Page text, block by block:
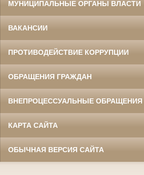
МУНИЦИПАЛЬНЫЕ ОРГАНЫ ВЛАСТИ
ВАКАНСИИ
ПРОТИВОДЕЙСТВИЕ КОРРУПЦИИ
ОБРАЩЕНИЯ ГРАЖДАН
ВНЕПРОЦЕССУАЛЬНЫЕ ОБРАЩЕНИЯ
КАРТА САЙТА
ОБЫЧНАЯ ВЕРСИЯ САЙТА